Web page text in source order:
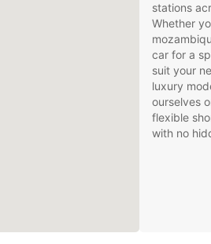
stations
Whether
car for a
suit your
luxury
ourselves
flexible
with no